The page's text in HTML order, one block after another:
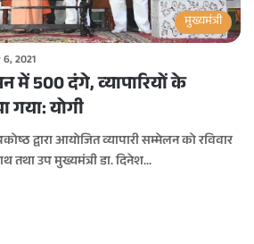
मुख्यमंत्री
2021
में 500 दंगे, व्यापारियों के
गया: योगी
द्वारा आयोजित व्यापारी सम्मेलन को रविवार
तथा उप मुख्यमंत्री डा. दिनेश…